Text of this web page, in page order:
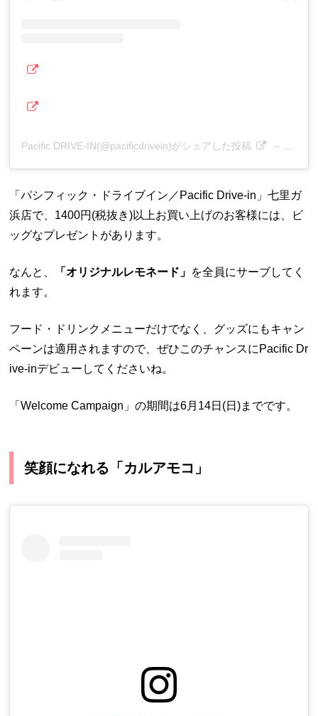
Pacific DRIVE-IN(@pacificdrivein)がシェアした投稿 –
「パシフィック・ドライブイン／Pacific Drive-in」七里ガ
浜店で、1400円(税抜き)以上お買い上げのお客様には、ビ
ッグなプレゼントがあります。
なんと、 「オリジナルレモネード」 を全員にサーブしてく
れます。
フード・ドリンクメニューだけでなく、グッズにもキャン
ペーンは適用されますので、ぜひこのチャンスにPacific Dr
ive-inデビューしてくださいね。
「Welcome Campaign」の期間は6月14日(日)までです。
笑顔になれる「カルアモコ」